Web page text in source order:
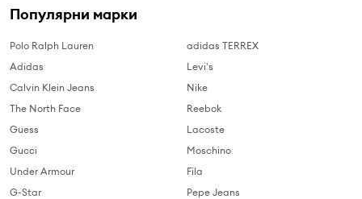
Популярни марки
Polo Ralph Lauren
Adidas
Calvin Klein Jeans
The North Face
Guess
Gucci
Under Armour
G-Star
adidas TERREX
Levi's
Nike
Reebok
Lacoste
Moschino
Fila
Pepe Jeans